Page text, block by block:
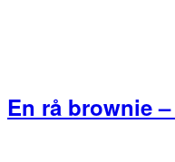
En rå brownie